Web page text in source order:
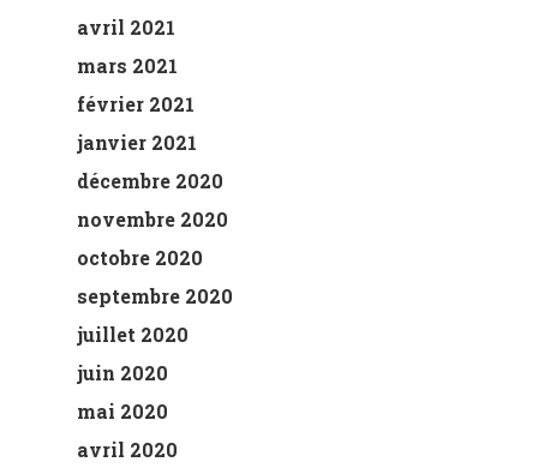
avril 2021
mars 2021
février 2021
janvier 2021
décembre 2020
novembre 2020
octobre 2020
septembre 2020
juillet 2020
juin 2020
mai 2020
avril 2020